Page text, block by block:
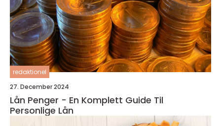
redaktionel
27. December 2024
Lån Penger - En Komplett Guide Til
Personlige Lån